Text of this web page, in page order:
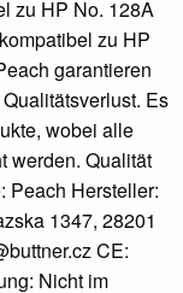
zu HP No. 128A
zu HP
garantieren
Es
wobei alle
werden. Qualität
Peach Hersteller:
1347, 28201
CE:
Nicht im